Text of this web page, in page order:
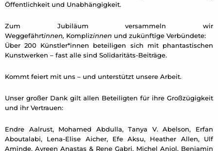
Öffentlichkeit und Unabhängigkeit.
Zum Jubiläum versammeln wir
Weggefährtinnen, Komplizinnen und zukünftige Verbündete:
Über 200 Künstler*innen beteiligen sich mit phantastischen
Kunstwerken – fast alle sind Solidaritäts-Beiträge.
Kommt feiert mit uns – und unterstützt unsere Arbeit.
Unser großer Dank gilt allen Beteiligten für ihre Großzügigkeit
und ihr Vertrauen:
Endre Aalrust, Mohamed Abdulla, Tanya V. Abelson, Erfan
Aboutalabi, Lena-Elise Aicher, Efe Aksu, Heather Allen, Ulf
Aminde, Ayreen Anastas & Rene Gabri, Michel Aniol, Benjamin